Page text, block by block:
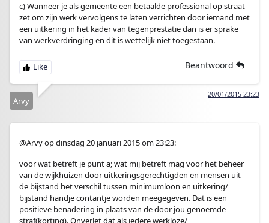
c) Wanneer je als gemeente een betaalde professional op straat
zet om zijn werk vervolgens te laten verrichten door iemand met
een uitkering in het kader van tegenprestatie dan is er sprake
van werkverdringing en dit is wettelijk niet toegestaan.
Beantwoord
20/01/2015 23:23
Arvy
@Arvy op dinsdag 20 januari 2015 om 23:23:
voor wat betreft je punt a; wat mij betreft mag voor het beheer
van de wijkhuizen door uitkeringsgerechtigden en mensen uit
de bijstand het verschil tussen minimumloon en uitkering/
bijstand handje contantje worden meegegeven. Dat is een
positieve benadering in plaats van de door jou genoemde
straf(korting). Onverlet dat als iedere werkloze/